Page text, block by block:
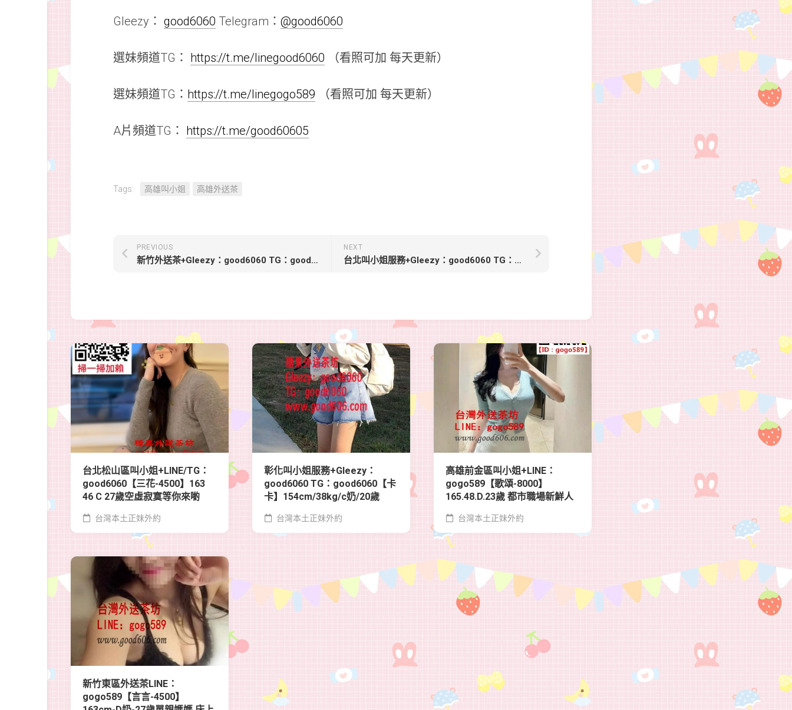
Gleezy： good6060 Telegram： @good6060
選妹頻道TG： https://t.me/linegood6060 （看照可加 每天更新）
選妹頻道TG： https://t.me/linegogo589 （看照可加 每天更新）
A片頻道TG： https://t.me/good60605
Tags: 高雄叫小姐 高雄外送茶
NEXT
台北叫小姐服務+Gleezy：good6060 TG：good6060【妙妙-7000 2節12000】163.C.45.24歲淫蕩秘書
PREVIOUS
新竹外送茶+Gleezy：good6060 TG：good6060【羽嫣-7000】164.44.C.25歲
台北松山區叫小姐+LINE/TG：
good6060【三花-4500】163
46 C 27歲空虛寂寞等你來喲
台灣本土正妹外約
彰化叫小姐服務+Gleezy：
good6060 TG：good6060【卡
卡】154cm/38kg/c奶/20歲
台灣本土正妹外約
高雄前金區叫小姐+LINE：
gogo589【歌頌-8000】
165.48.D.23歲 都市職場新鮮人
台灣本土正妹外約
新竹東區外送茶LINE：
gogo589【言言-4500】